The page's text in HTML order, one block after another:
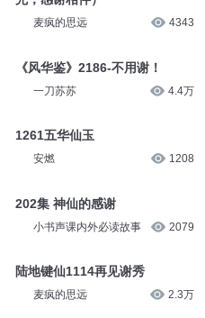
麦疯的思远 4343
《风华鉴》2186-不用谢！
一刀苏苏 4.4万
1261五华仙玉
安燃 1208
202集 神仙的感谢
小书声课内外必读故事 2079
陆地键仙1114再见谢秀
麦疯的思远 2.3万